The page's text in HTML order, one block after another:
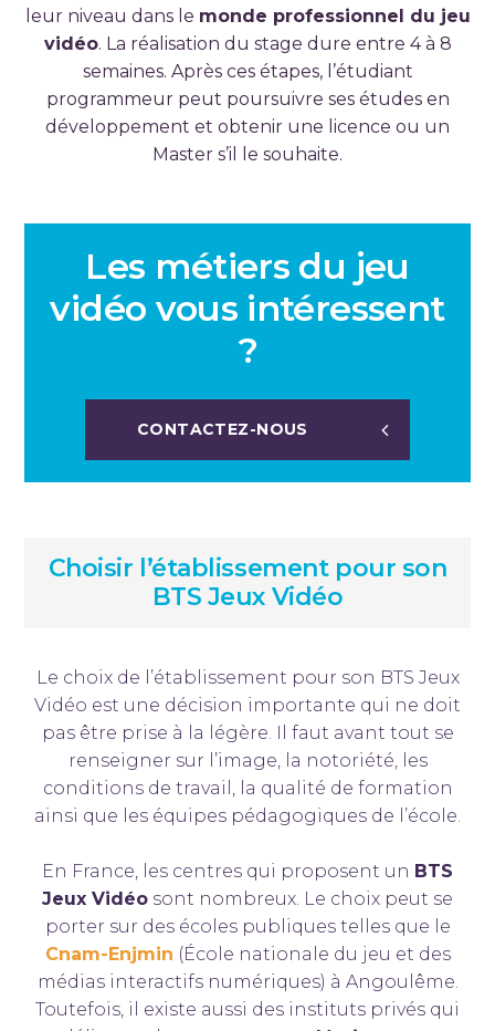
leur niveau dans le monde professionnel du jeu
vidéo. La réalisation du stage dure entre 4 à 8
semaines. Après ces étapes, l’étudiant
programmeur peut poursuivre ses études en
développement et obtenir une licence ou un
Master s’il le souhaite.
Les métiers du jeu
vidéo vous intéressent
?
CONTACTEZ-NOUS
Choisir l’établissement pour son
BTS Jeux Vidéo
Le choix de l’établissement pour son BTS Jeux
Vidéo est une décision importante qui ne doit
pas être prise à la légère. Il faut avant tout se
renseigner sur l’image, la notoriété, les
conditions de travail, la qualité de formation
ainsi que les équipes pédagogiques de l’école.
En France, les centres qui proposent un BTS
Jeux Vidéo sont nombreux. Le choix peut se
porter sur des écoles publiques telles que le
Cnam-Enjmin (École nationale du jeu et des
médias interactifs numériques) à Angoulême.
Toutefois, il existe aussi des instituts privés qui